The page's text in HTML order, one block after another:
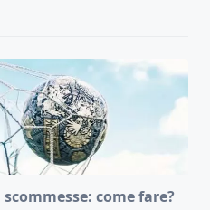
come fare?